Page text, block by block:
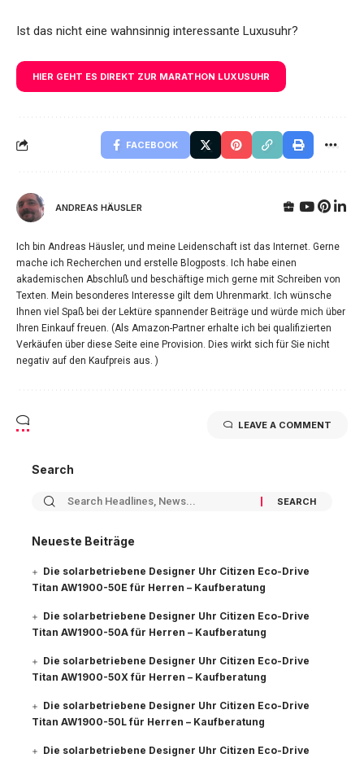
Ist das nicht eine wahnsinnig interessante Luxusuhr?
HIER GEHT ES DIREKT ZUR MARATHON LUXUSUHR
FACEBOOK
ANDREAS HÄUSLER
Ich bin Andreas Häusler, und meine Leidenschaft ist das Internet. Gerne
mache ich Recherchen und erstelle Blogposts. Ich habe einen
akademischen Abschluß und beschäftige mich gerne mit Schreiben von
Texten. Mein besonderes Interesse gilt dem Uhrenmarkt. Ich wünsche
Ihnen viel Spaß bei der Lektüre spannender Beiträge und würde mich über
Ihren Einkauf freuen. (Als Amazon-Partner erhalte ich bei qualifizierten
Verkäufen über diese Seite eine Provision. Dies wirkt sich für Sie nicht
negativ auf den Kaufpreis aus. )
LEAVE A COMMENT
Search
Neueste Beiträge
Die solarbetriebene Designer Uhr Citizen Eco-Drive
Titan AW1900-50E für Herren – Kaufberatung
Die solarbetriebene Designer Uhr Citizen Eco-Drive
Titan AW1900-50A für Herren – Kaufberatung
Die solarbetriebene Designer Uhr Citizen Eco-Drive
Titan AW1900-50X für Herren – Kaufberatung
Die solarbetriebene Designer Uhr Citizen Eco-Drive
Titan AW1900-50L für Herren – Kaufberatung
Die solarbetriebene Designer Uhr Citizen Eco-Drive